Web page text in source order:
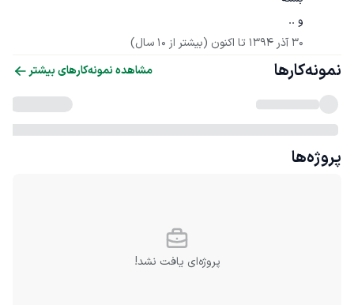
و ..
30 آذر 1394
تا اکنون (بیشتر از 10 سال)
نمونه‌کارها مشاهده نمونه‌کارهای بیشتر
پروژه‌ها
پروژه‌ای یافت نشد!